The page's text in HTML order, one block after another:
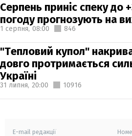
Серпень приніс спеку до
погоду прогнозують на
1 серпня, 08:00 846
"Тепловий купол"
довго протримається
Україні
31 липня, 20:00 10916
E-mail редакції